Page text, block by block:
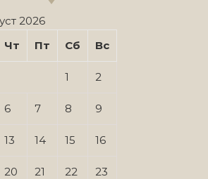
2026
Чт Пт Сб Вс
1 2
6 7 8 9
13 14 15 16
20 21 22 23